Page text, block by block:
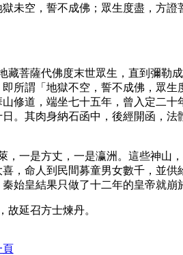
未空，誓不成佛；眾生度盡，方
菩薩代佛度末世眾生，直到彌勒
所謂「地獄不空，誓不成佛，眾
修道，端坐七十五年，曾入定二
其肉身納石函中，後經開函，
一是方丈，一是瀛洲。這些神山
，命人到民間募童男女數千，並
始皇結果只做了十二年的皇帝就崩
延召方士煉丹。
頁